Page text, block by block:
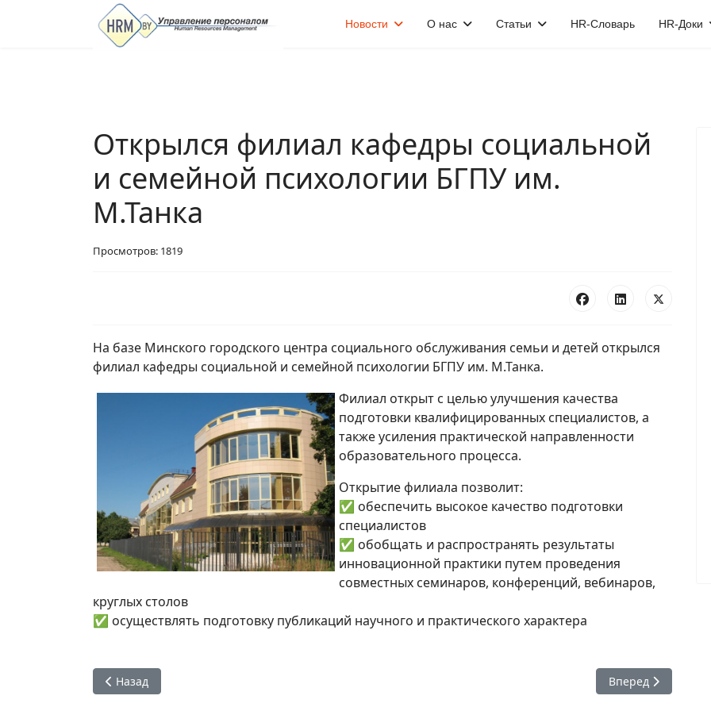
Новости О нас Статьи HR-Словарь HR-Доки
Открылся филиал кафедры социальной
и семейной психологии БГПУ им.
М.Танка
Просмотров: 1819
На базе Минского городского центра социального обслуживания семьи и детей открылся
филиал кафедры социальной и семейной психологии БГПУ им. М.Танка.
Филиал открыт с целью улучшения качества
подготовки квалифицированных специалистов, а
также усиления практической направленности
образовательного процесса.
Открытие филиала позволит:
✅ обеспечить высокое качество подготовки
специалистов
✅ обобщать и распространять результаты
инновационной практики путем проведения
совместных семинаров, конференций, вебинаров,
круглых столов
✅ осуществлять подготовку публикаций научного и практического характера
Предыдущий: Всемирный день безопасности пациентов 2022 г.
Назад Следующий:
Вперед